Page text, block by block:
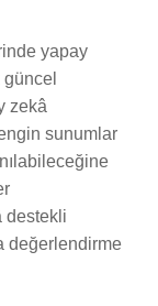
yapay
güncel
zekâ
sunumlar
destekli
değerlendirme